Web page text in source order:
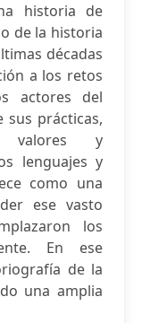
historia de
de la historia
décadas
a los retos
actores del
sus prácticas,
valores y
lenguajes y
como una
ese vasto
los
En ese
de la
una amplia